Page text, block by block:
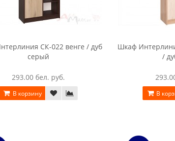
СК-022 венге / дуб
серый
293.00 бел. руб.
В корзину
Шкаф
/
В